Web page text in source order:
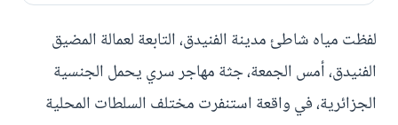
لفظت مياه شاطئ مدينة الفنيدق، التابعة لعمالة المضيق
الفنيدق، أمس الجمعة، جثة مهاجر سري يحمل الجنسية
الجزائرية، في واقعة استنفرت مختلف السلطات المحلية